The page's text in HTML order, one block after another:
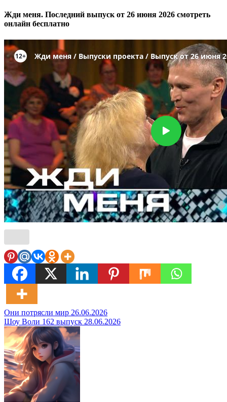
Жди меня. Последний выпуск от 26 июня 2026 смотреть
онлайн бесплатно
Навигация
по
записям
Они потрясли мир 26.06.2026
Шоу Воли 162 выпуск 28.06.2026